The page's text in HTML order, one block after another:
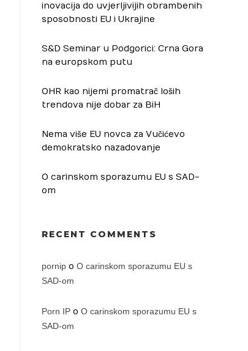
inovacija do uvjerljivijih obrambenih
sposobnosti EU i Ukrajine
S&D Seminar u Podgorici: Crna Gora
na europskom putu
OHR kao nijemi promatrač loših
trendova nije dobar za BiH
Nema više EU novca za Vučićevo
demokratsko nazadovanje
O carinskom sporazumu EU s SAD-
om
RECENT COMMENTS
pornip o O carinskom sporazumu EU s
SAD-om
Porn IP o O carinskom sporazumu EU s
SAD-om